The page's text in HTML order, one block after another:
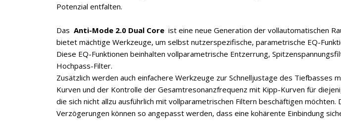
Potenzial entfalten.
Das Anti-Mode 2.0 Dual Core ist eine neue Generation der vollautomatischen
bietet mächtige Werkzeuge, um selbst nutzerspezifische, parametrische EQ-
Diese EQ-Funktionen beinhalten vollparametrische Entzerrung,
Hochpass-Filter.
Zusätzlich werden auch einfachere Werkzeuge zur Schnelljustage des Tiefbasses
Kurven und der Kontrolle der Gesamtresonanzfrequenz mit Kipp-Kurven für
die sich nicht allzu ausführlich mit vollparametrischen Filtern beschäftigen möchten.
Verzögerungen können so angepasst werden, dass eine kohärente Einbindung
×
KEINE ANGEBOTE
VERPASSEN
Erhalten Sie exklusive Angebote, News und